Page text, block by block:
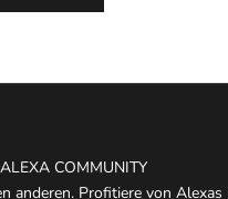
COMMUNITY
anderen. Profitiere von